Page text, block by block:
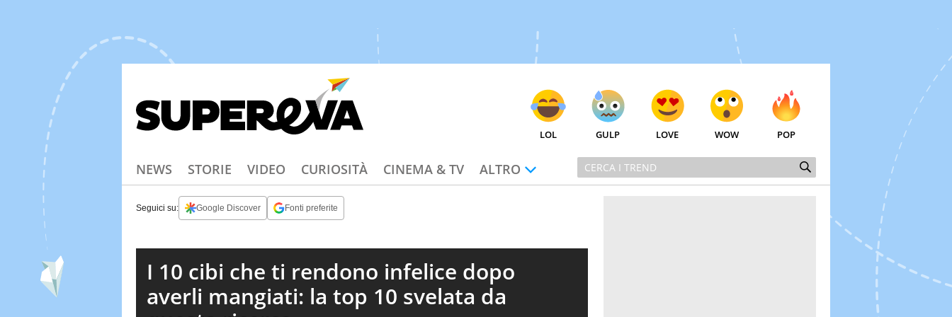
LOL GULP LOVE WOW POP
NEWS STORIE VIDEO CURIOSITÀ CINEMA & TV ALTRO
Seguici su: Google Discover Fonti preferite
I 10 cibi che ti rendono infelice dopo
averli mangiati: la top 10 svelata da